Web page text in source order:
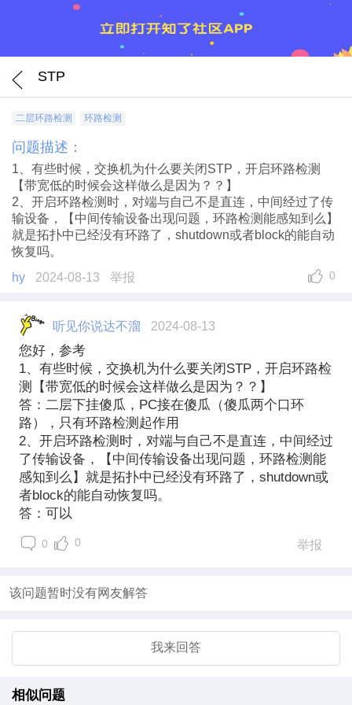
STP
二层环路检测 环路检测
问题描述：
1、有些时候，交换机为什么要关闭STP，开启环路检测
【带宽低的时候会这样做么是因为？？】
2、开启环路检测时，对端与自己不是直连，中间经过了传
输设备，【中间传输设备出现问题，环路检测能感知到么】
就是拓扑中已经没有环路了，shutdown或者block的能自动
恢复吗。
hy
2024-08-13 举报 0
听见你说达不溜 2024-08-13
您好，参考
1、有些时候，交换机为什么要关闭STP，开启环路检
测【带宽低的时候会这样做么是因为？？】
答：二层下挂傻瓜，PC接在傻瓜（傻瓜两个口环
路），只有环路检测起作用
2、开启环路检测时，对端与自己不是直连，中间经过
了传输设备，【中间传输设备出现问题，环路检测能
感知到么】就是拓扑中已经没有环路了，shutdown或
者block的能自动恢复吗。
答：可以
0 0 举报
该问题暂时没有网友解答
我来回答
相似问题